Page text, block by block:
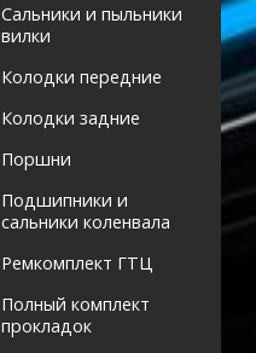
Сальники и пыльники
вилки
Колодки передние
Колодки задние
Поршни
Подшипники и
сальники коленвала
Ремкомплект ГТЦ
Полный комплект
прокладок